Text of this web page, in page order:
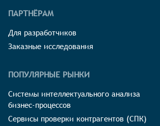
ПАРТНЁРАМ
Для разработчиков
Заказные исследования
ПОПУЛЯРНЫЕ РЫНКИ
Системы интеллектуального анализа
бизнес-процессов
Сервисы проверки контрагентов (СПК)